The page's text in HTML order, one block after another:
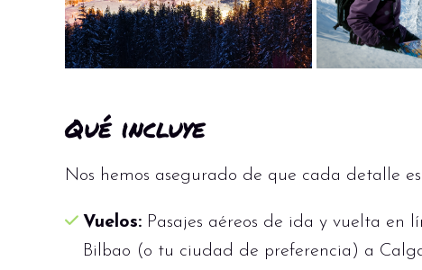
Recibirás briefings de seguridad
que conocen cada rincón de este paraíso
Recuerdos imborrables y la
Qué incluye
Nos hemos asegurado de que cada detalle
Vuelos: Pasajes aéreos de ida y vuelta en
Bilbao (o tu ciudad de preferencia) a